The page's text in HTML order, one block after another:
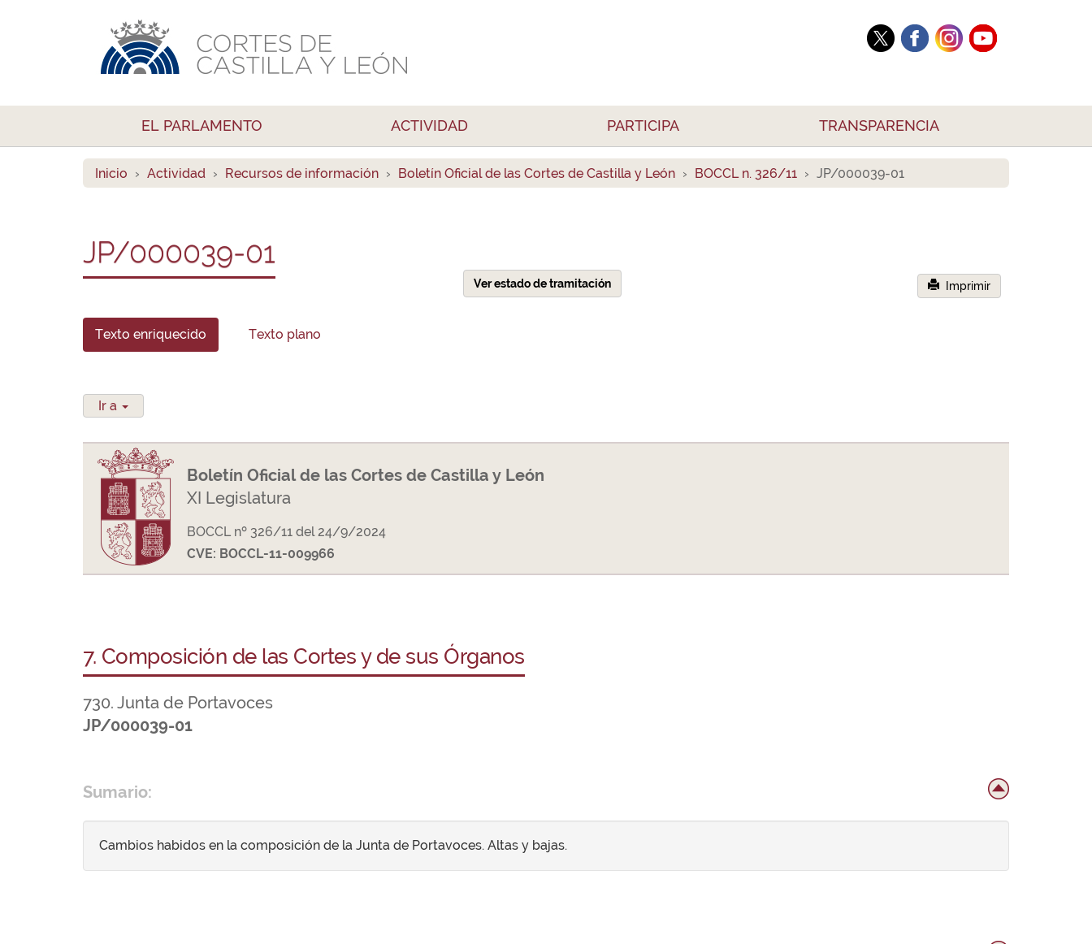
EL PARLAMENTO ACTIVIDAD PARTICIPA TRANSPARENCIA
Inicio Actividad Recursos de información Boletín Oficial de las Cortes de Castilla y León BOCCL n. 326/11 JP/000039-01
JP/000039-01
Ver estado de tramitación Imprimir
Texto enriquecido Texto plano
Ir a
Boletín Oficial de las Cortes de Castilla y León
XI Legislatura
BOCCL nº 326/11 del 24/9/2024
CVE: BOCCL-11-009966
7. Composición de las Cortes y de sus Órganos
730. Junta de Portavoces
JP/000039-01
Sumario:
Cambios habidos en la composición de la Junta de Portavoces. Altas y bajas.